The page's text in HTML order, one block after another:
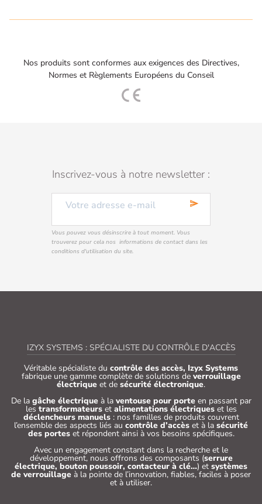
Nos produits sont conformes aux exigences des Directives,
Normes et Règlements Européens du Conseil
Inscrivez-vous à notre newsletter :
send
Vous pouvez vous désinscrire à tout moment. Vous
trouverez pour cela nos informations de contact dans les
conditions d'utilisation du site.
IZYX SYSTEMS : SPÉCIALISTE DU CONTRÔLE D'ACCÈS
Véritable spécialiste du contrôle des accès, Izyx Systems
fabrique une gamme complète de solutions de verrouillage
électrique et de sécurité électronique.
De la gâche électriqueà la ventouse pour porteen passant par
les transformateurset alimentations électriqueset les
déclencheurs manuels: nos familles de produits couvrent
l’ensemble des aspects liés au contrôle d’accès et à la sécurité
des porteset répondent ainsi à vos besoins spécifiques.
Avec un engagement constant dans la recherche et le
développement, nous offrons des composants (serrure
électrique, bouton poussoir, contacteur à clé…) et systèmes
de verrouillage à la pointe de l’innovation, fiables, faciles à poser
et à utiliser.